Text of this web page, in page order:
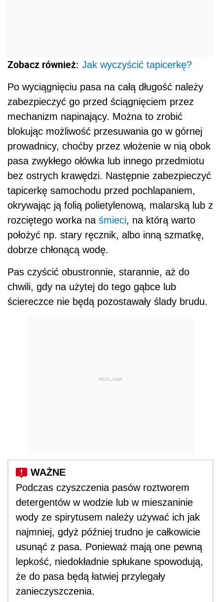
Zobacz również: Jak wyczyścić tapicerkę?
Po wyciągnięciu pasa na całą długość należy
zabezpieczyć go przed ściągnięciem przez
mechanizm napinający. Można to zrobić
blokując możliwość przesuwania go w górnej
prowadnicy, choćby przez włożenie w nią obok
pasa zwykłego ołówka lub innego przedmiotu
bez ostrych krawędzi. Następnie zabezpieczyć
tapicerkę samochodu przed pochlapaniem,
okrywając ją folią polietylenową, malarską lub z
rozciętego worka na śmieci, na którą warto
położyć np. stary ręcznik, albo inną szmatkę,
dobrze chłonącą wodę.
Pas czyścić obustronnie, starannie, aż do
chwili, gdy na użytej do tego gąbce lub
ściereczce nie będą pozostawały ślady brudu.
REKLAMA
Podczas czyszczenia pasów roztworem
detergentów w wodzie lub w mieszaninie
wody ze spirytusem należy używać ich jak
najmniej, gdyż później trudno je całkowicie
usunąć z pasa. Ponieważ mają one pewną
lepkość, niedokładnie spłukane spowodują,
że do pasa będą łatwiej przylegały
zanieczyszczenia.